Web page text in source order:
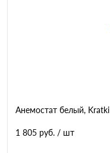
Анемостат белый, Kratki
1 805 руб. / шт